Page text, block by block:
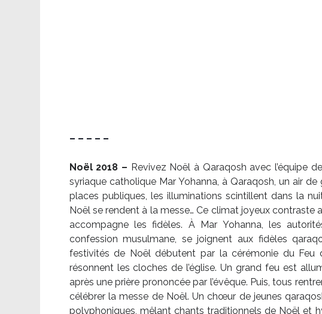
– – – – –
Noël 2018 – Revivez Noël à Qaraqosh avec l’équipe
syriaque catholique Mar Yohanna, à Qaraqosh, un air
places publiques, les illuminations scintillent dans la
Noël se rendent à la messe… Ce climat joyeux
accompagne les fidèles. À Mar Yohanna, les
confession musulmane, se joignent aux fidèles
festivités de Noël débutent par la cérémonie du Feu
résonnent les cloches de l’église. Un grand feu est
après une prière prononcée par l’évêque. Puis, tous
célébrer la messe de Noël. Un chœur de jeunes
polyphoniques, mêlant chants traditionnels de Noël et